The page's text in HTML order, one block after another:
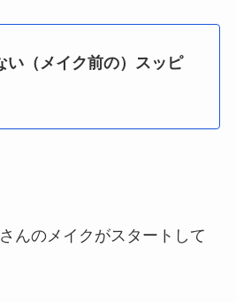
い（メイク前の）スッピ
んのメイクがスタートして